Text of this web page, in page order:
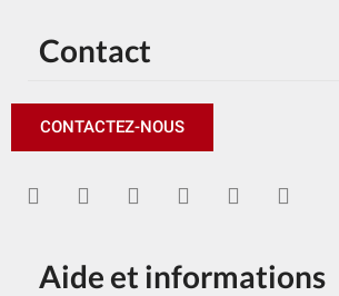
Contact
CONTACTEZ-NOUS
Aide et informations